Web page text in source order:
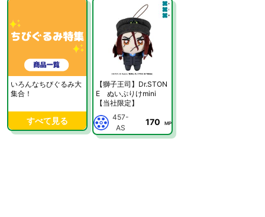
いろんなちびぐるみ大
集合！
すべて見る
【獅子王司】Dr.STON
E ぬいぷりけmini
【当社限定】
457-
AS
170 MP